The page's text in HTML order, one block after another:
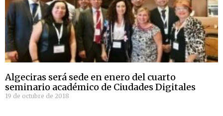
Algeciras será sede en enero del cuarto
seminario académico de Ciudades Digitales
19 de octubre de 2018